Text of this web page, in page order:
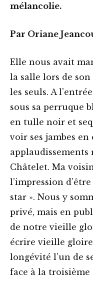
mélancolie.
Par Oriane
Elle nous avait
la salle lors de son
les seuls. A
sous sa perruque
en tulle noir et
voir ses jambes
applaudissements
Châtelet. Ma
l’impression
star ». Nous y
privé, mais en
de notre vieille
écrire vieille
longévité l’un de
face à la